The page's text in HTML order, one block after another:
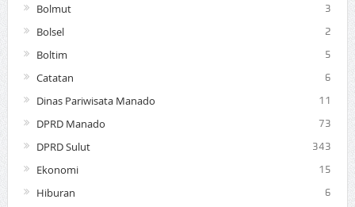
Bolmut 3
Bolsel 2
Boltim 5
Catatan 6
Dinas Pariwisata Manado 11
DPRD Manado 73
DPRD Sulut 343
Ekonomi 15
Hiburan 6